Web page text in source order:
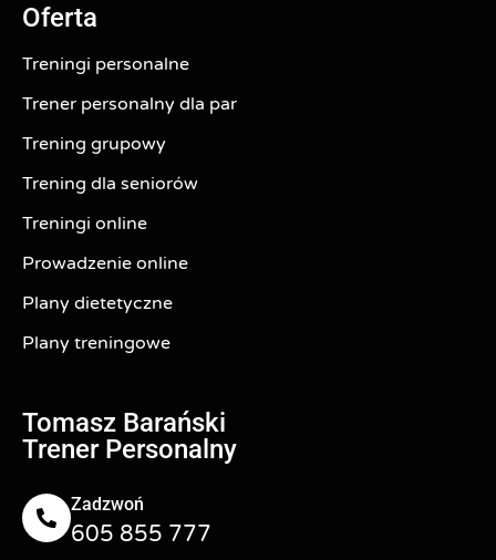
Oferta
Treningi personalne
Trener personalny dla par
Trening grupowy
Trening dla seniorów
Treningi online
Prowadzenie online
Plany dietetyczne
Plany treningowe
Tomasz Barański
Trener Personalny
Zadzwoń
605 855 777